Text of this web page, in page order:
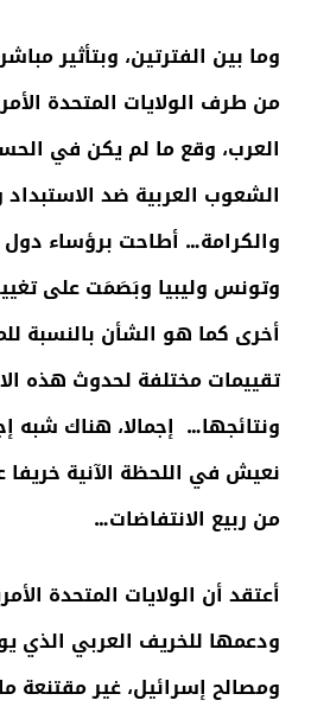
وما بين الفترتين، وبتأثير
من طرف الولايات المتحدة
العرب، وقع ما لم يكن في
الشعوب العربية ضد
والكرامة… أطاحت برؤساء
وتونس وليبيا وبَصَمَت على
أخرى كما هو الشأن بالنسبة
تقييمات مختلفة لحدوث هذه
ونتائجها… إجمالا، هناك شبه
نعيش في اللحظة الآنية خريفا
من ربيع الانتفاضات…
أعتقد أن الولايات المتحدة
ودعمها للخريف العربي الذي
ومصالح إسرائيل، غير مقتنعة